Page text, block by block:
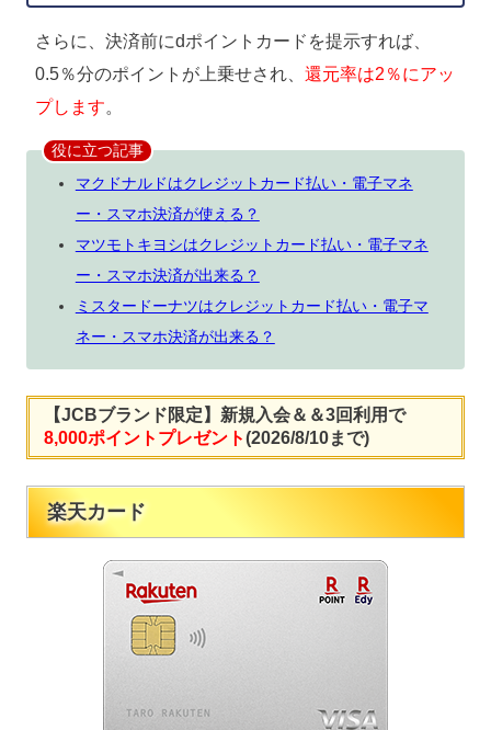
さらに、決済前にdポイントカードを提示すれば、
0.5％分のポイントが上乗せされ、 還元率は2％にアッ
プします。
役に立つ記事
マクドナルドはクレジットカード払い・電子マネ
ー・スマホ決済が使える？
マツモトキヨシはクレジットカード払い・電子マネ
ー・スマホ決済が出来る？
ミスタードーナツはクレジットカード払い・電子マ
ネー・スマホ決済が出来る？
【JCBブランド限定】新規入会＆＆3回利用で
8,000ポイントプレゼント(2026/8/10まで)
楽天カード